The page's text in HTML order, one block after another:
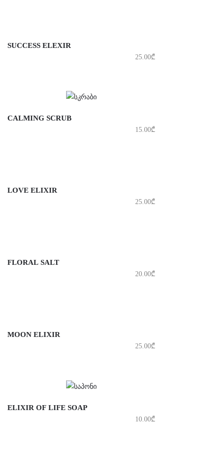
SUCCESS ELEXIR
25.00₾
CALMING SCRUB
15.00₾
LOVE ELIXIR
25.00₾
FLORAL SALT
20.00₾
MOON ELIXIR
25.00₾
ELIXIR OF LIFE SOAP
10.00₾